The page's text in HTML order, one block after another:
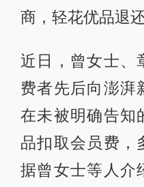
商，轻花优品退
近日，曾女士、
费者先后向澎湃
在未被明确告知
品扣取会员费，
据曾女士等人介